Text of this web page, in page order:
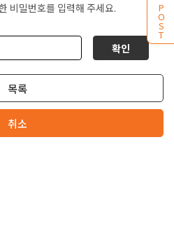
P
O
S
T
비밀번호를 입력해 주세요.
확인
목록
취소